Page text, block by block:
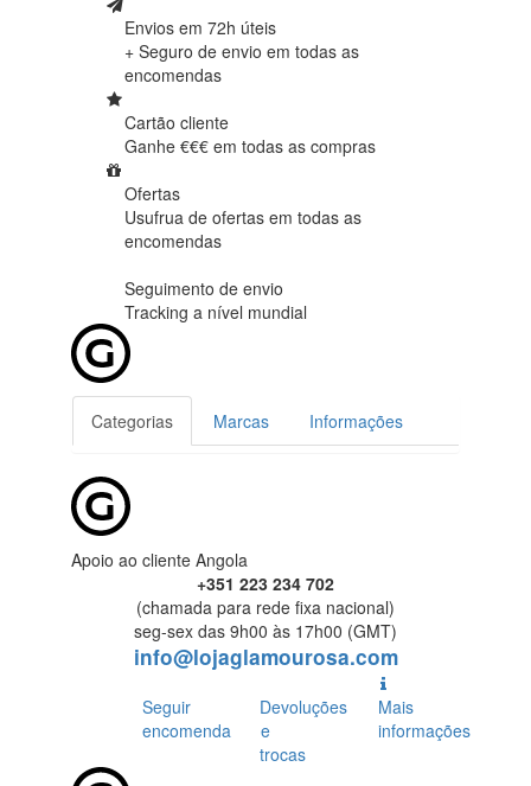
Envios em 72h úteis
+ Seguro de envio em todas as
encomendas
Cartão cliente
Ganhe €€€ em todas as compras
Ofertas
Usufrua de ofertas em todas as
encomendas
Seguimento de envio
Tracking a nível mundial
Categorias Marcas Informações
Apoio ao cliente Angola
+351 223 234 702
(chamada para rede fixa nacional)
seg-sex das 9h00 às 17h00 (GMT)
info@lojaglamourosa.com
Seguir
encomenda
Devoluções
e
trocas
Mais
informações